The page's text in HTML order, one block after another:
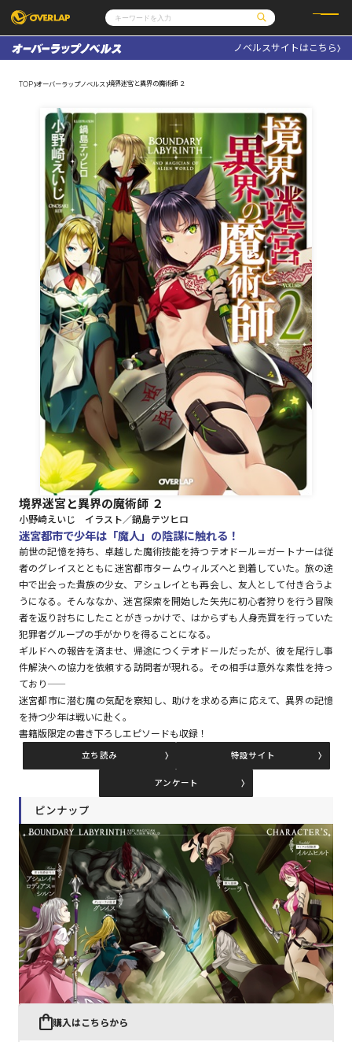
コミックガルド
コミッククリエ
その他
コミックエッセイ
ポケットモンスター
アニメ
ゲーム
通販・NEWS
OVERLAP STORE
オーバーラップ広報室
企業
会社概要
採用情報
アクセス
オーバーラップホールディングス
お問い合わせはこちら
オーバーラップ文庫
オーバーラップノベルス
オーバーラップノベルスf
ロサージュノベルス
コミックガルド
コミッククリエ
リキューレ
コミックエッセイ
閉じる
ノベルスサイトはこちら
TOP オーバーラップノベルス 境界迷宮と異界の魔術師 ２
境界迷宮と異界の魔術師 ２
小野崎えいじ イラスト／鍋島テツヒロ
迷宮都市で少年は「魔人」の陰謀に触れる！
前世の記憶を持ち、卓越した魔術技能を持つテオドール＝ガートナーは従
者のグレイスとともに迷宮都市タームウィルズへと到着していた。旅の途
中で出会った貴族の少女、アシュレイとも再会し、友人として付き合うよ
うになる。そんななか、迷宮探索を開始した矢先に初心者狩りを行う冒険
者を返り討ちにしたことがきっかけで、はからずも人身売買を行っていた
犯罪者グループの手がかりを得ることになる。
ギルドへの報告を済ませ、帰途につくテオドールだったが、彼を尾行し事
件解決への協力を依頼する訪問者が現れる。その相手は意外な素性を持っ
ており――
迷宮都市に潜む魔の気配を察知し、助けを求める声に応えて、異界の記憶
を持つ少年は戦いに赴く。
書籍版限定の書き下ろしエピソードも収録！
立ち読み 特設サイト
アンケート
ピンナップ
購入はこちらから